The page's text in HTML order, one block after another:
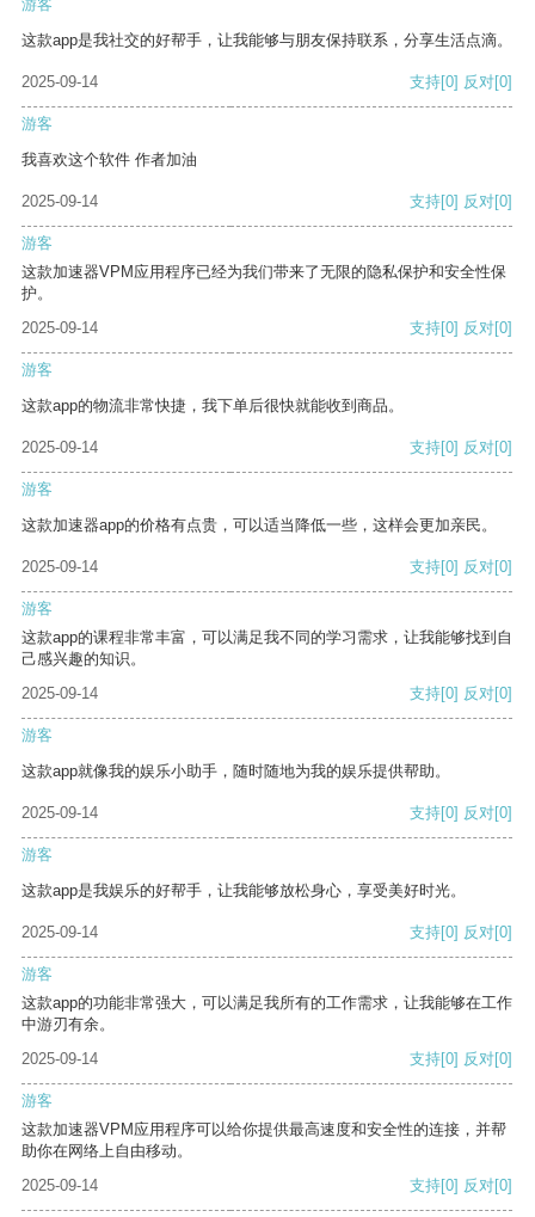
游客
这款app是我社交的好帮手，让我能够与朋友保持联系，分享生活点滴。
2025-09-14 支持[0] 反对[0]
游客
我喜欢这个软件 作者加油
2025-09-14 支持[0] 反对[0]
游客
这款加速器VPM应用程序已经为我们带来了无限的隐私保护和安全性保
护。
2025-09-14
支持[0] 反对[0]
游客
这款app的物流非常快捷，我下单后很快就能收到商品。
2025-09-14 支持[0] 反对[0]
游客
这款加速器app的价格有点贵，可以适当降低一些，这样会更加亲民。
2025-09-14 支持[0] 反对[0]
游客
这款app的课程非常丰富，可以满足我不同的学习需求，让我能够找到自
己感兴趣的知识。
2025-09-14
支持[0] 反对[0]
游客
这款app就像我的娱乐小助手，随时随地为我的娱乐提供帮助。
2025-09-14 支持[0] 反对[0]
游客
这款app是我娱乐的好帮手，让我能够放松身心，享受美好时光。
2025-09-14 支持[0] 反对[0]
游客
这款app的功能非常强大，可以满足我所有的工作需求，让我能够在工作
中游刃有余。
2025-09-14
支持[0] 反对[0]
游客
这款加速器VPM应用程序可以给你提供最高速度和安全性的连接，并帮
助你在网络上自由移动。
2025-09-14
支持[0] 反对[0]